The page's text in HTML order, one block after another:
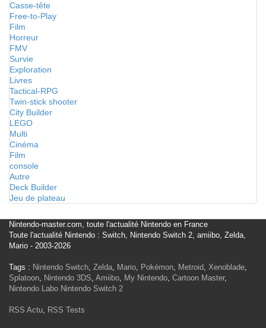
Casse-tête
Free-to-Play
Film
Horreur
FMV
Survie
Exploration
Livres
Tactical-RPG
Twin-stick shooter
City Builder
LEGO
Multi
Cinéma
Film
console
Autre
Deck Builder
Jeu de plateau
Nintendo-master.com, toute l'actualité Nintendo en France
Toute l'actualité Nintendo : Switch, Nintendo Switch 2, amiibo, Zelda,
Mario - 2003-2026
Tags : Nintendo Switch, Zelda, Mario, Pokémon, Metroid, Xenoblade,
Splatoon, Nintendo 3DS, Amiibo, My Nintendo, Cartoon Master,
Nintendo Labo Nintendo Switch 2
RSS Actu, RSS Tests